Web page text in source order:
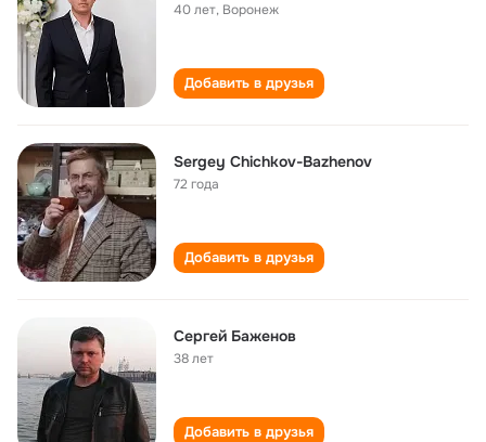
40 лет, Воронеж
Добавить в друзья
Sergey Chichkov-Bazhenov
72 года
Добавить в друзья
Сергей Баженов
38 лет
Добавить в друзья